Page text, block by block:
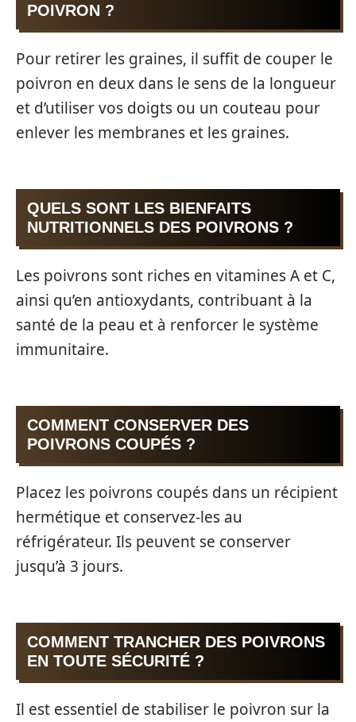
POIVRON ?
Pour retirer les graines, il suffit de couper le
poivron en deux dans le sens de la longueur
et d’utiliser vos doigts ou un couteau pour
enlever les membranes et les graines.
QUELS SONT LES BIENFAITS
NUTRITIONNELS DES POIVRONS ?
Les poivrons sont riches en vitamines A et C,
ainsi qu’en antioxydants, contribuant à la
santé de la peau et à renforcer le système
immunitaire.
COMMENT CONSERVER DES
POIVRONS COUPÉS ?
Placez les poivrons coupés dans un récipient
hermétique et conservez-les au
réfrigérateur. Ils peuvent se conserver
jusqu’à 3 jours.
COMMENT TRANCHER DES POIVRONS
EN TOUTE SÉCURITÉ ?
Il est essentiel de stabiliser le poivron sur la